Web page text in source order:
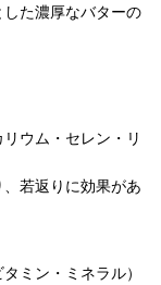
た濃厚なバターの
ウム・セレン・リ
若返りに効果があ
ミン・ミネラル）